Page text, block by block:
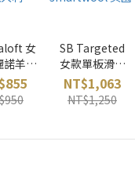
女
諾羊毛
(黑/桃)
大利
SB Targeted
女款單板滑雪
襪 (蜂蜜黃)
smartwool
美國
NT$1,063
NT$1,250